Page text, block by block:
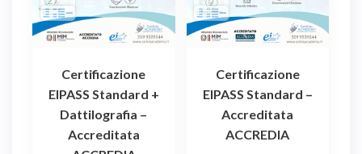
Certificazione
EIPASS Standard +
Dattilografia –
Accreditata
Le
opzioni
essere
scelte
Certificazione
EIPASS Standard –
Accreditata
ACCREDIA
Le
opzioni
essere
scelte